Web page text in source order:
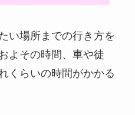
い場所までの行き方を
よその時間、車や徒
くらいの時間がかかる